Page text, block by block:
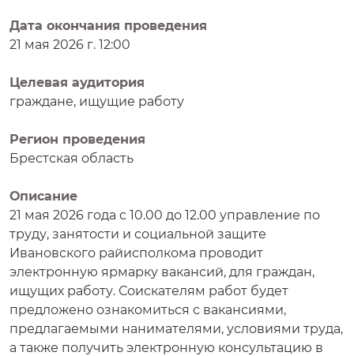
Дата окончания проведения
21 мая 2026 г. 12:00
Целевая аудитория
граждане, ищущие работу
Регион проведения
Брестская область
Описание
21 мая 2026 года с 10.00 до 12.00 управление по
труду, занятости и социальной защите
Ивановского райисполкома проводит
электронную ярмарку вакансий, для граждан,
ищущих работу. Соискателям работ будет
предложено ознакомиться с вакансиями,
предлагаемыми нанимателями, условиями труда,
а также получить электронную консультацию в